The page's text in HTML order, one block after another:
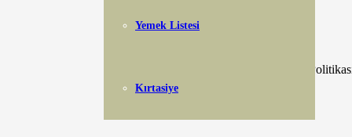
Yemek Listesi
Kırtasiye
Instagram
– Gizlilik